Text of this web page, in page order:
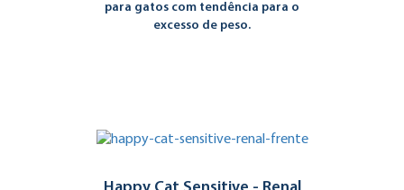
para gatos com tendência para o
excesso de peso.